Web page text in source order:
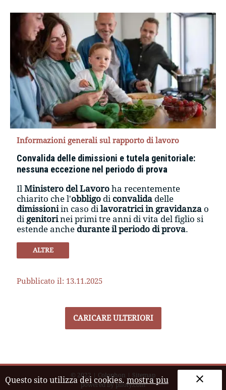
Informazioni generali sul rapporto di lavoro
Convalida delle dimissioni e tutela genitoriale:
nessuna eccezione nel periodo di prova
IlMinistero del Lavoro ha recentemente
chiarito che l'obbligo di convalida delle
dimissioniin caso dilavoratrici in gravidanza o
di genitorinei primi tre anni di vita del figlio si
estende anche durante il periodo di prova.
ALTRE
Pubblicato il: 13.11.2025
CARICARE ULTERIORI
© 2022 Colophon
Sitemap
powered bypiloly.com
Questo sito utilizza dei cookies.mostra piu clear